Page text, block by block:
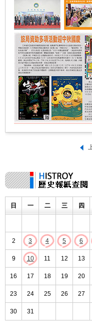
日 一 二 三 四
2 3 4 5 6
9 10 11 12 13
16 17 18 19 20
23 24 25 26 27
30 31